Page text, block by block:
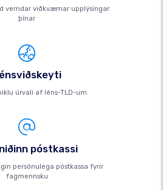
verndar viðkvæmar upplýsingar
þínar
úrvali af léns-TLD-um
póstkassi
persónulega póstkassa fyrir
fagmennsku